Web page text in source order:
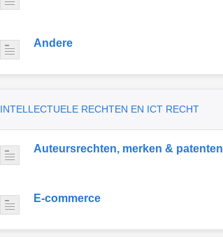
Andere
INTELLECTUELE RECHTEN EN ICT RECHT
Auteursrechten, merken & patenten
E-commerce